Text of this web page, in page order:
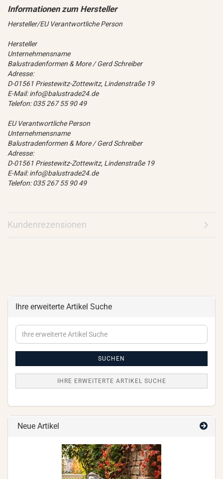
Hersteller/EU Verantwortliche Person
Hersteller
Unternehmensname
Balustradenformen & More / Gerd Schreiber
Adresse:
D-01561 Priestewitz-Zottewitz, Lindenstraße 19
E-Mail: info@balustrade24.de
Telefon: 035 267 55 90 49
EU Verantwortliche Person
Unternehmensname
Balustradenformen & More / Gerd Schreiber
Adresse:
D-01561 Priestewitz-Zottewitz, Lindenstraße 19
E-Mail: info@balustrade24.de
Telefon: 035 267 55 90 49
Kundenrezensionen
Ihre erweiterte Artikel Suche
Ihre
erweiterte
SUCHEN
IHRE ERWEITERTE ARTIKEL SUCHE
Neue Artikel